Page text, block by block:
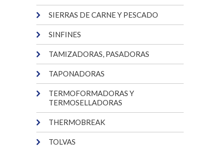
SIERRAS DE CARNE Y PESCADO
SINFINES
TAMIZADORAS, PASADORAS
TAPONADORAS
TERMOFORMADORAS Y
TERMOSELLADORAS
THERMOBREAK
TOLVAS